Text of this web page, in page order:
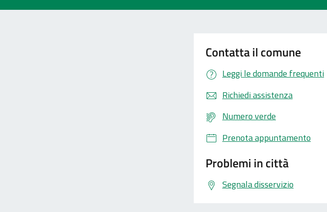
Contatta il comune
Leggi le domande frequenti
Richiedi assistenza
Numero verde
Prenota appuntamento
Problemi in città
Segnala disservizio